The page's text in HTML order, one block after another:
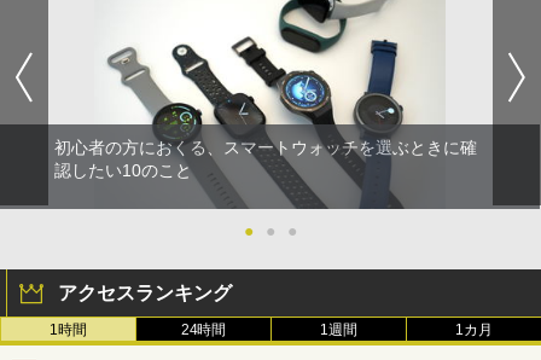
初心者の方におくる、スマートウォッチを選ぶときに確
認したい10のこと
● ● ●
アクセスランキング
1時間 24時間 1週間 1カ月